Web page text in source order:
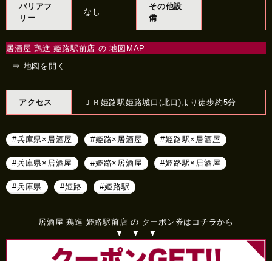
バリアフ
リー
なし
その他設
備
居酒屋 鶏進 姫路駅前店 の 地図MAP
⇒ 地図を開く
アクセス ＪＲ姫路駅姫路城口(北口)より徒歩約5分
#兵庫県×居酒屋 #姫路×居酒屋 #姫路駅×居酒屋
#兵庫県×居酒屋 #姫路×居酒屋 #姫路駅×居酒屋
#兵庫県 #姫路 #姫路駅
居酒屋 鶏進 姫路駅前店 の クーポン券はコチラから
▼ ▼ ▼